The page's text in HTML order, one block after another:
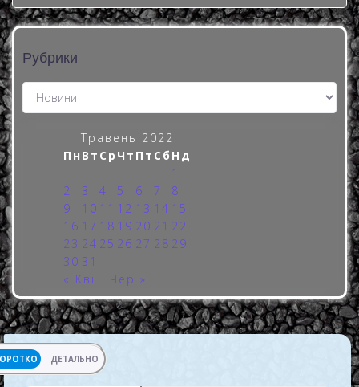
Рубрики
Травень 2022
Пн Вт Ср Чт Пт Сб Нд
1
2
3 4 5 6 7
8
9
10 11 12 13 14 15
16 17 18 19 20 21 22
23 24 25 26 27 28 29
30 31
« Кві
Чер »
ДЕТАЛЬНО